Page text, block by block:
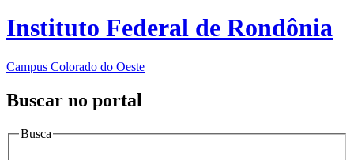
Instituto Federal de Rondônia
Campus Colorado do Oeste
Buscar no portal
Busca